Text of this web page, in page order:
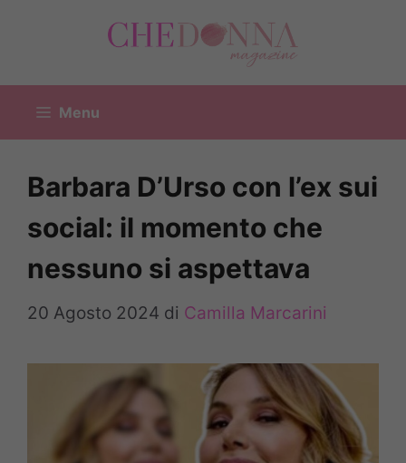
Menu
Barbara D’Urso con l’ex sui
social: il momento che
nessuno si aspettava
20 Agosto 2024 di Camilla Marcarini